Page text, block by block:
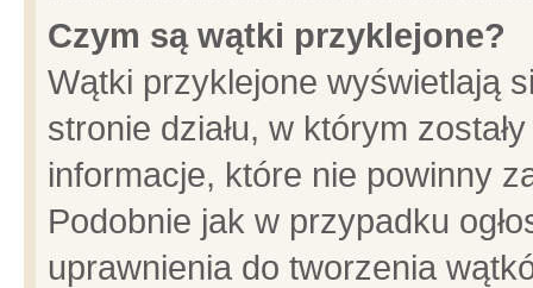
Czym są wątki przyklejone?
Wątki przyklejone wyświetlają
stronie działu, w którym
informacje, które nie powinny
Podobnie jak w przypadku
uprawnienia do tworzenia